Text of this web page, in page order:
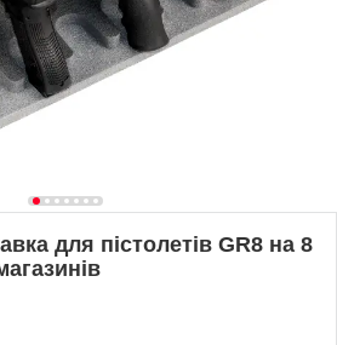
для пістолетів GR8 на 8